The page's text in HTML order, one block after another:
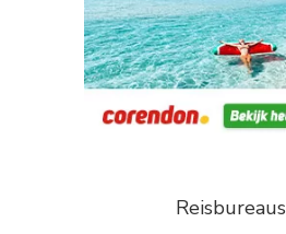
Reisbureaus